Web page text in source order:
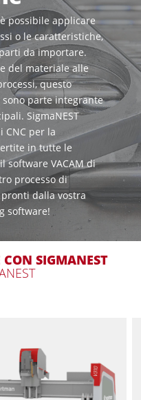
possibile applicare
o le caratteristiche,
da importare.
del materiale alle
questo
parte integrante
SigmaNEST
CNC per la
in tutte le
software VACAM di
processo di
dalla vostra
software!
SIGMANEST